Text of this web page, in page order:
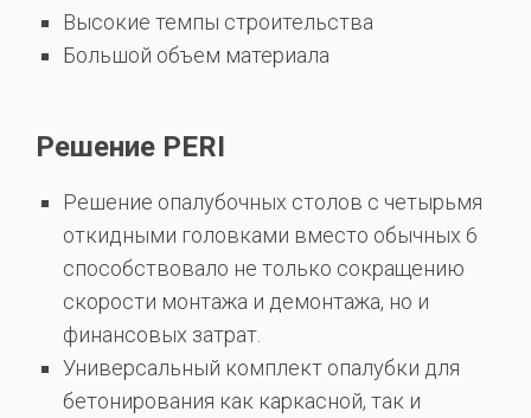
Высокие темпы строительства
Большой объем материала
Решение PERI
Решение опалубочных столов с четырьмя
откидными головками вместо обычных 6
способствовало не только сокращению
скорости монтажа и демонтажа, но и
финансовых затрат.
Универсальный комплект опалубки для
бетонирования как каркасной, так и